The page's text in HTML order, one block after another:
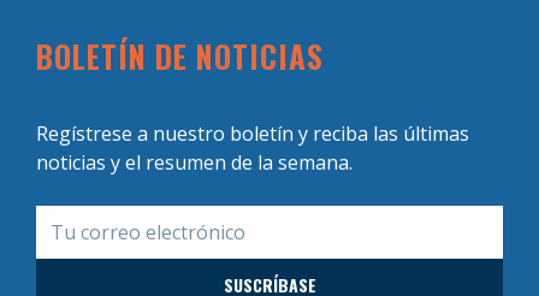
BOLETÍN DE NOTICIAS
Regístrese a nuestro boletín y reciba las últimas
noticias y el resumen de la semana.